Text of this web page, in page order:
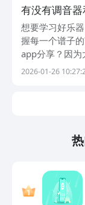
有没有调音
拍器app下载
想要学习好乐
握每一个谱子
app分享？因为
去投入精力，
2026-01-26